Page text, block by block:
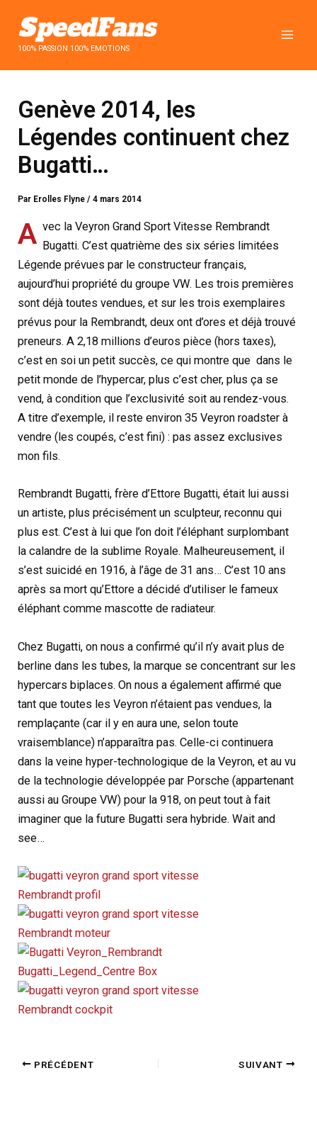
contenu100% PASSION 100% EMOTIONS
Genève 2014, les
Légendes continuent chez
Bugatti…
Par Erolles Flyne/4 mars 2014
A vec la Veyron Grand Sport Vitesse Rembrandt
Bugatti. C’est quatrième des six séries limitées
Légende prévues par le constructeur français,
aujourd’hui propriété du groupe VW. Les trois premières
sont déjà toutes vendues, et sur les trois exemplaires
prévus pour la Rembrandt, deux ont d’ores et déjà trouvé
preneurs. A 2,18 millions d’euros pièce (hors taxes),
c’est en soi un petit succès, ce qui montre que dans le
petit monde de l’hypercar, plus c’est cher, plus ça se
vend, à condition que l’exclusivité soit au rendez-vous.
A titre d’exemple, il reste environ 35 Veyron roadster à
vendre (les coupés, c’est fini) : pas assez exclusives
mon fils.
Rembrandt Bugatti, frère d’Ettore Bugatti, était lui aussi
un artiste, plus précisément un sculpteur, reconnu qui
plus est. C’est à lui que l’on doit l’éléphant surplombant
la calandre de la sublime Royale. Malheureusement, il
s’est suicidé en 1916, à l’âge de 31 ans… C’est 10 ans
après sa mort qu’Ettore a décidé d’utiliser le fameux
éléphant comme mascotte de radiateur.
Chez Bugatti, on nous a confirmé qu’il n’y avait plus de
berline dans les tubes, la marque se concentrant sur les
hypercars biplaces. On nous a également affirmé que
tant que toutes les Veyron n’étaient pas vendues, la
remplaçante (car il y en aura une, selon toute
vraisemblance) n’apparaîtra pas. Celle-ci continuera
dans la veine hyper-technologique de la Veyron, et au vu
de la technologie développée par Porsche (appartenant
aussi au Groupe VW) pour la 918, on peut tout à fait
imaginer que la future Bugatti sera hybride. Wait and
see…
PRÉCÉDENT SUIVANT